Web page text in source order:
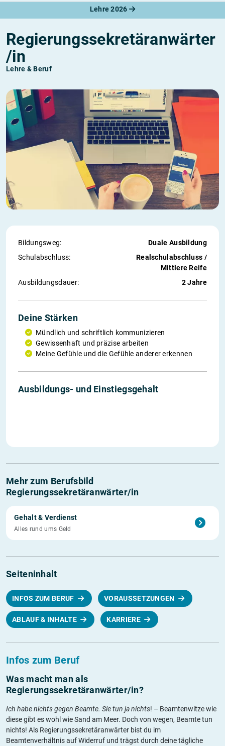
Lehre 2026
Regierungssekretäranwärter
/in
Lehre & Beruf
Bildungsweg:
Duale Ausbildung
Schul­abschluss:
Realschulabschluss /
Mittlere Reife
Ausbildungs­dauer:
2 Jahre
Deine Stärken
Mündlich und schriftlich kommunizieren
Gewissenhaft und präzise arbeiten
Meine Gefühle und die Gefühle anderer erkennen
Ausbildungs- und Einstiegs­gehalt
1.120 €
1.260 €
2.490 €
Mehr zum Berufsbild
Regierungssekretäranwärter/in
Gehalt & Verdienst
Alles rund ums Geld
Seiteninhalt
INFOS ZUM BERUF VORAUSSETZUNGEN
ABLAUF & INHALTE KARRIERE
Infos zum Beruf
Was macht man als
Regierungssekretäranwärter/in?
Ich habe nichts gegen Beamte. Sie tun ja nichts! – Beamtenwitze wie
diese gibt es wohl wie Sand am Meer. Doch von wegen, Beamte tun
nichts! Als Regierungssekretäranwärter bist du im
Beamtenverhältnis auf Widerruf und trägst durch deine tägliche